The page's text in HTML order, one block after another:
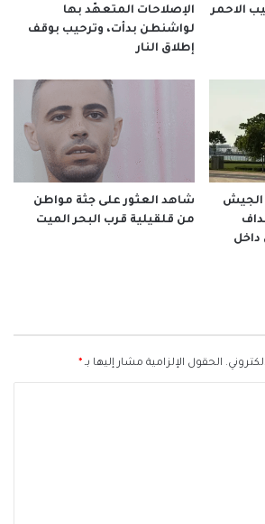
الإصلاحات المتعهّد بها
لواشنطن بدأت، وترحيب بوقف
إطلاق النار
الجيش
داخل
شاهد العثور على جثة مواطن
من قلقيلية قرب البحر الميت
الحقول الإلزامية مشار إليها بـ *